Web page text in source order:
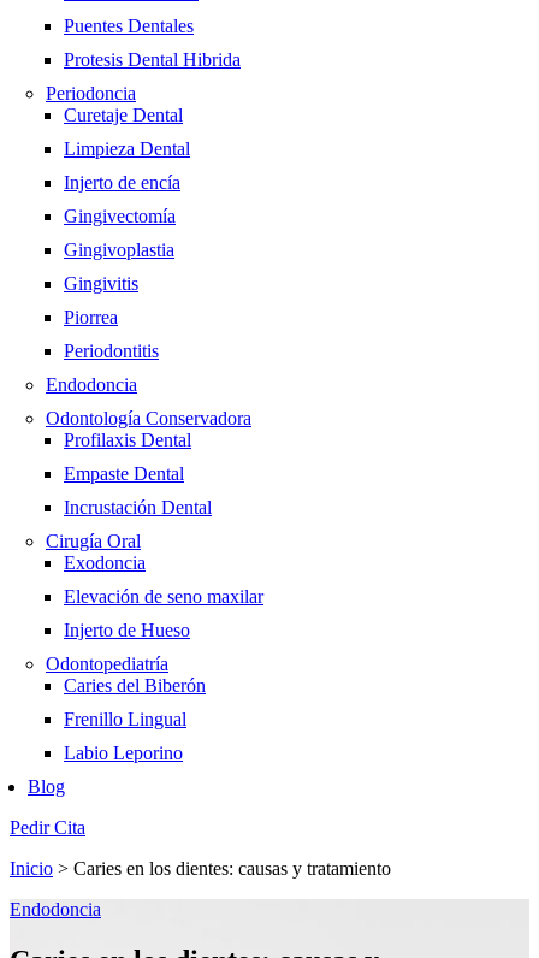
Puentes Dentales
Protesis Dental Hibrida
Periodoncia
Curetaje Dental
Limpieza Dental
Injerto de encía
Gingivectomía
Gingivoplastia
Gingivitis
Piorrea
Periodontitis
Endodoncia
Odontología Conservadora
Profilaxis Dental
Empaste Dental
Incrustación Dental
Cirugía Oral
Exodoncia
Elevación de seno maxilar
Injerto de Hueso
Odontopediatría
Caries del Biberón
Frenillo Lingual
Labio Leporino
Blog
Pedir Cita
Inicio > Caries en los dientes: causas y tratamiento
Endodoncia